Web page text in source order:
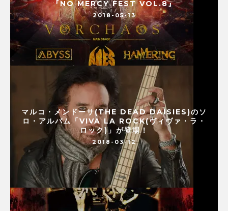
『NO MERCY FEST VOL.8』
2018-05-13
マルコ・メンドーサ(THE DEAD DAISIES)のソ
ロ・アルバム「VIVA LA ROCK(ヴィヴァ・ラ・
ロック)」が登場！
2018-03-12